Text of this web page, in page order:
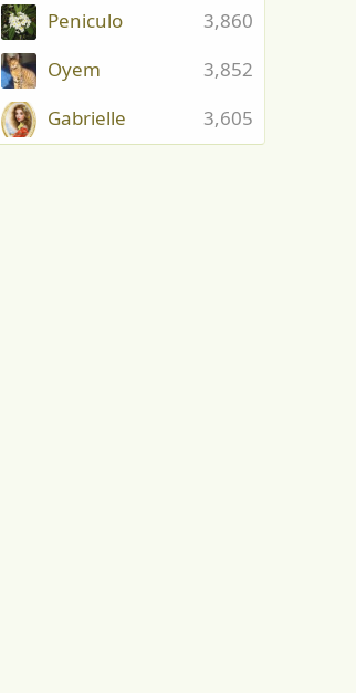
3,860
Peniculo
3,852
Oyem
3,605
Gabrielle